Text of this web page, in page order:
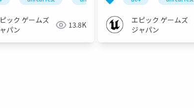
ック ゲームズ
パン
13.8K
エピック ゲームズ
ジャパン